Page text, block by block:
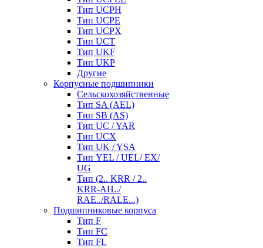
Тип UCPH
Тип UCPE
Тип UCPX
Тип UCT
Тип UKF
Тип UKP
Другие
Корпусные подшипники
Сельскохозяйственные
Тип SA (AEL)
Тип SB (AS)
Тип UC / YAR
Тип UCX
Тип UK / YSA
Тип YEL / UEL/ EX/
UG
Тип (2.. KRR / 2..
KRR-AH../
RAE../RALE...)
Подшипниковые корпуса
Тип F
Тип FC
Тип FL